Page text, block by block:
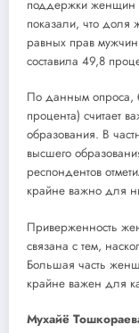
поддержки женщин
показали, что
равных прав
составила 49,8
По данным опроса,
процента) считает
образования. В
высшего
респондентов
крайне важно для
Приверженность
связана с тем,
Большая часть
крайне важен для
Мухайё